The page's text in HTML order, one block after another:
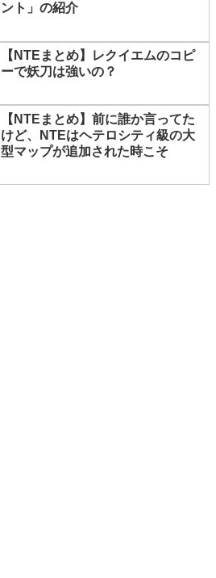
ント」の紹介
【NTEまとめ】レクイエムのコピ
ーで妖刀は強いの？
【NTEまとめ】前に誰か言ってた
けど、NTEはヘテロシティ級の大
型マップが追加された時こそ